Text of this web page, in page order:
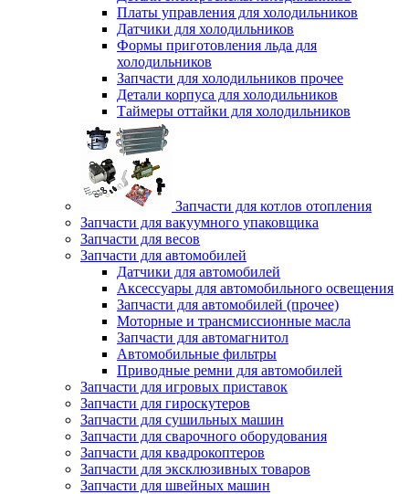
Платы управления для холодильников
Датчики для холодильников
Формы приготовления льда для
холодильников
Запчасти для холодильников прочее
Детали корпуса для холодильников
Таймеры оттайки для холодильников
Запчасти для котлов отопления
Запчасти для вакуумного упаковщика
Запчасти для весов
Запчасти для автомобилей
Датчики для автомобилей
Аксессуары для автомобильного освещения
Запчасти для автомобилей (прочее)
Моторные и трансмиссионные масла
Запчасти для автомагнитол
Автомобильные фильтры
Приводные ремни для автомобилей
Запчасти для игровых приставок
Запчасти для гироскутеров
Запчасти для сушильных машин
Запчасти для сварочного оборудования
Запчасти для квадрокоптеров
Запчасти для эксклюзивных товаров
Запчасти для швейных машин